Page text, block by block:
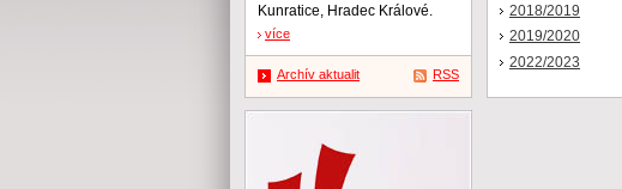
2018/2019
2019/2020
2022/2023
Kunratice, Hradec Králové.
více
Archív aktualit RSS